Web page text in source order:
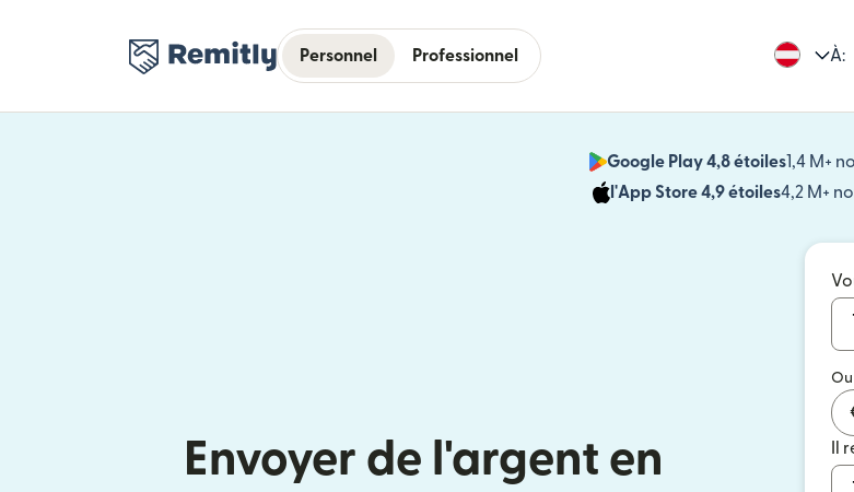
Personnel Professionnel À:
Google Play 4,8 étoiles1,4 M+
l'App Store 4,9 étoiles4,2 M+
Envoyer de l'argent en
Il